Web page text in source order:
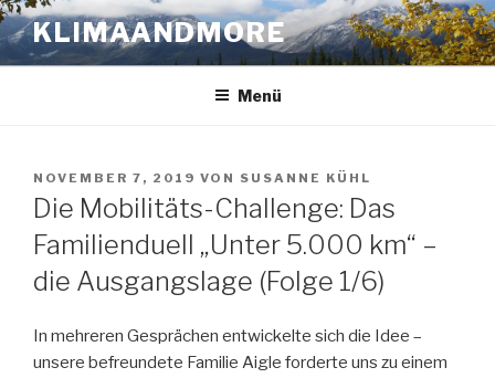
Zum
Inhalt
springen
KLIMAANDMORE
Menü
VERÖFFENTLICHT
AM
NOVEMBER 7, 2019 VON SUSANNE KÜHL
Die Mobilitäts-Challenge: Das
Familienduell „Unter 5.000 km“ –
die Ausgangslage (Folge 1/6)
In mehreren Gesprächen entwickelte sich die Idee –
unsere befreundete Familie Aigle forderte uns zu einem